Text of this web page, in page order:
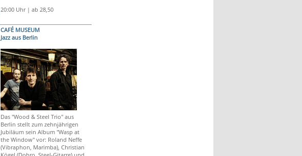
20:00 Uhr | ab 28,50
CAFÉ MUSEUM
Jazz aus Berlin
Das "Wood & Steel Trio" aus
Berlin stellt zum zehnjährigen
Jubiläum sein Album "Wasp at
the Window" vor: Roland Neffe
(Vibraphon, Marimba), Christian